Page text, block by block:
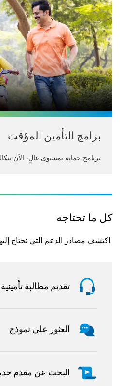
برامج التأمين المؤقت​
برنامج حماية بمستوى عالٍ، الآن
كل ما تحتاجه
اكتشف مصادر الدعم التي تحتاج
تقديم مطالبة تأمينية
العثور على نموذج
البحث عن مقدم